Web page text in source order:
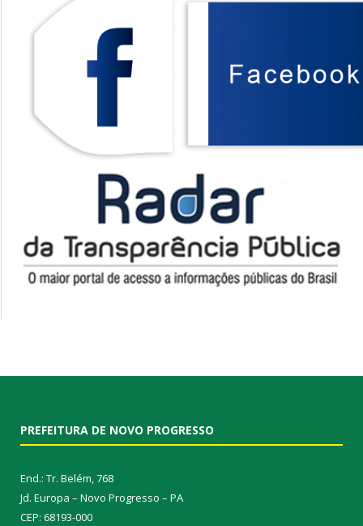
PREFEITURA DE NOVO PROGRESSO
End.: Tr. Belém, 768
Jd. Europa – Novo Progresso – PA
CEP: 68193-000